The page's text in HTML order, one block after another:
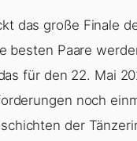
das große Finale
besten Paare
für den 22. Mai
noch
der